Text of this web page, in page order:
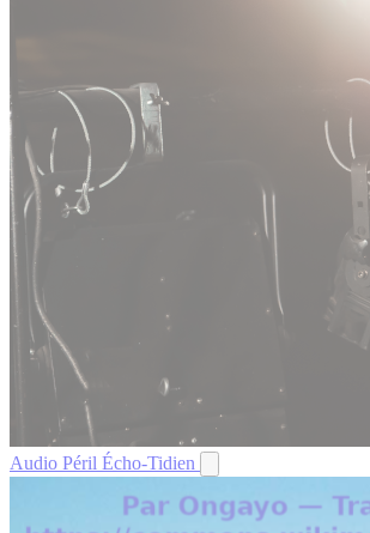
Audio Péril Écho-Tidien